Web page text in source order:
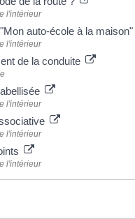
l'intérieur
auto-école à la maison"
l'intérieur
de la conduite
l'intérieur
l'intérieur
l'intérieur